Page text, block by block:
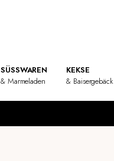
SÜSSWAREN
& Marmeladen
KEKSE
& Baisergebäck